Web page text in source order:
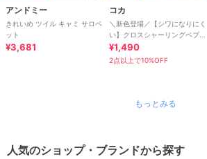
アンドミー
きれいめ ツイル キャミ サロペ
ット
¥3,681
コカ
＼新色登場／【シワになりにく
い】クロスシャーリングペプラ
ムオールインワン 全2色
¥1,490
2点以上で10%OFF
もっとみる
人気のショップ・ブランドから探す